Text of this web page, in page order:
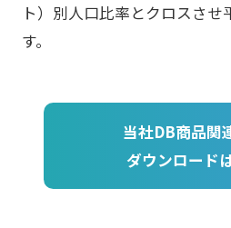
ト）別人口比率とクロスさ
す。
当社DB商品関
ダウンロード